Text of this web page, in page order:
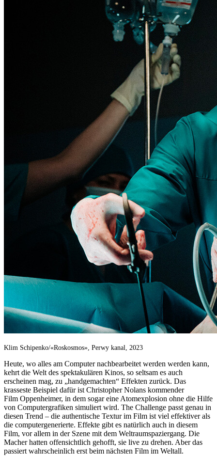
Klim Schipenko/«Roskosmos», Perwy kanal, 2023
Heute, wo alles am Computer nachbearbeitet werden werden kann,
kehrt die Welt des spektakulären Kinos, so seltsam es auch
erscheinen mag, zu „handgemachten“ Effekten zurück. Das
krasseste Beispiel dafür ist Christopher Nolans kommender
Film Oppenheimer, in dem sogar eine Atomexplosion ohne die Hilfe
von Computergrafiken simuliert wird. The Challenge passt genau in
diesen Trend – die authentische Textur im Film ist viel effektiver als
die computergenerierte. Effekte gibt es natürlich auch in diesem
Film, vor allem in der Szene mit dem Weltraumspaziergang. Die
Macher hatten offensichtlich gehofft, sie live zu drehen. Aber das
passiert wahrscheinlich erst beim nächsten Film im Weltall.